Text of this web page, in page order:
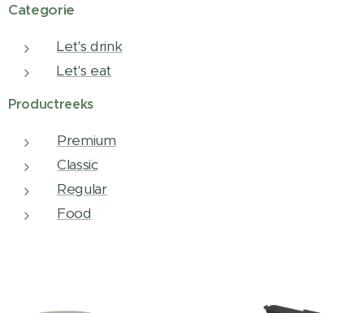
Categorie
Let's drink
Let's eat
Productreeks
Premium
Classic
Regular
Food